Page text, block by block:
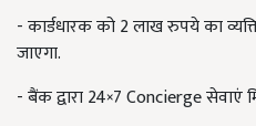
- कार्डधारक को 2 लाख रुपये का
जाएगा.
- बैंक द्वारा 24×7 Concierge सेवाएं